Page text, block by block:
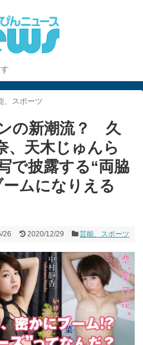
、スポーツ
の新潮流？ 久
、天木じゅんら
で披露する“両脇
ムになりえる
26 2020/12/29 芸能、スポーツ